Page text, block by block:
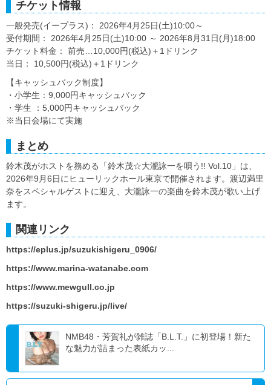
チケット情報
一般発売(イープラス)： 2026年4月25日(土)10:00～
受付期間： 2026年4月25日(土)10:00 ～ 2026年8月31日(月)18:00
チケット料金： 前売…10,000円(税込)＋1ドリンク
当日： 10,500円(税込)＋1ドリンク
【キャッシュバック制度】
・小学生：9,000円キャッシュバック
・学生 ：5,000円キャッシュバック
※当日会場にて実施
まとめ
鈴木茂がホストを務める「鈴木茂☆大瀧詠一を唄う!! Vol.10」は、
2026年9月6日にヒューリックホール東京で開催されます。渡辺満里
奈をスペシャルゲストに迎え、大瀧詠一の楽曲を鈴木茂が歌い上げ
ます。
関連リンク
https://eplus.jp/suzukishigeru_0906/
https://www.marina-watanabe.com
https://www.mewgull.co.jp
https://suzuki-shigeru.jp/live/
NMB48・芳賀礼が雑誌「B.L.T.」に初登場！新た
な魅力が詰まった表紙カッ...